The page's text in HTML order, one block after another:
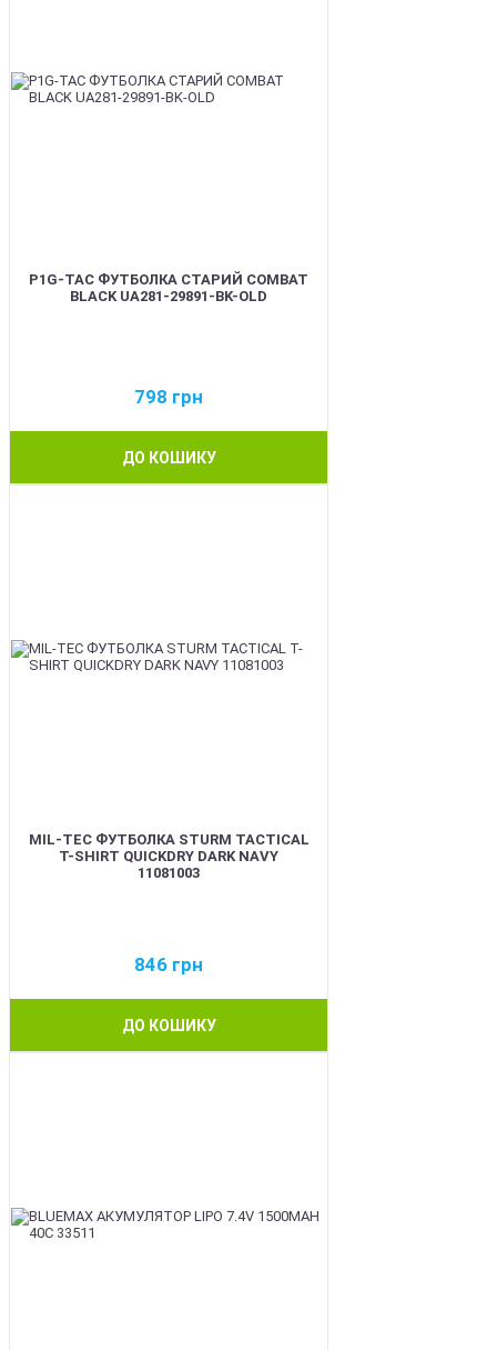
P1G-TAC ФУТБОЛКА СТАРИЙ COMBAT
BLACK UA281-29891-BK-OLD
798 грн
ДО КОШИКУ
MIL-TEC ФУТБОЛКА STURM TACTICAL
T-SHIRT QUICKDRY DARK NAVY
11081003
846 грн
ДО КОШИКУ